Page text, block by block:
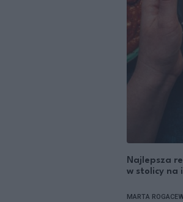
Najlepsza
w stolicy na
MARTA